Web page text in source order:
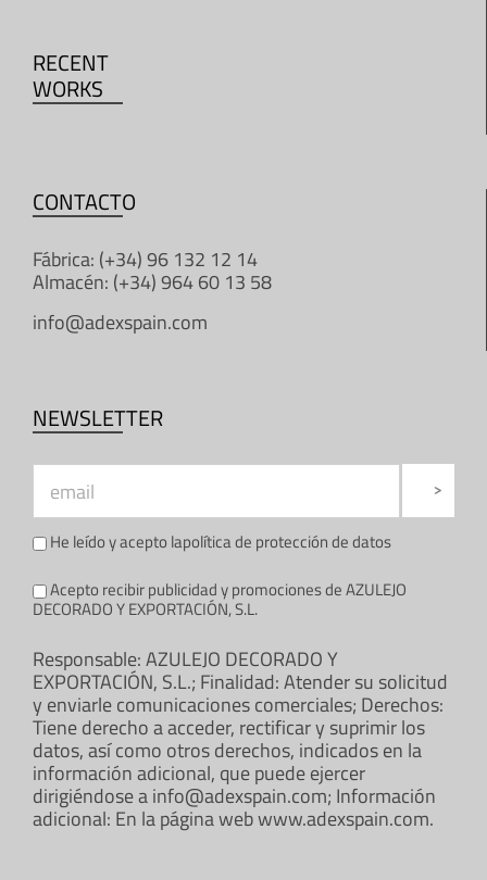
RECENT
WORKS
CONTACTO
Fábrica: (+34) 96 132 12 14
Almacén: (+34) 964 60 13 58
info@adexspain.com
NEWSLETTER
He leído y acepto lapolítica de protección de datos
Acepto recibir publicidad y promociones de AZULEJO
DECORADO Y EXPORTACIÓN, S.L.
Responsable: AZULEJO DECORADO Y
EXPORTACIÓN, S.L.; Finalidad: Atender su solicitud
y enviarle comunicaciones comerciales; Derechos:
Tiene derecho a acceder, rectificar y suprimir los
datos, así como otros derechos, indicados en la
información adicional, que puede ejercer
dirigiéndose a info@adexspain.com; Información
adicional: En la página web www.adexspain.com.